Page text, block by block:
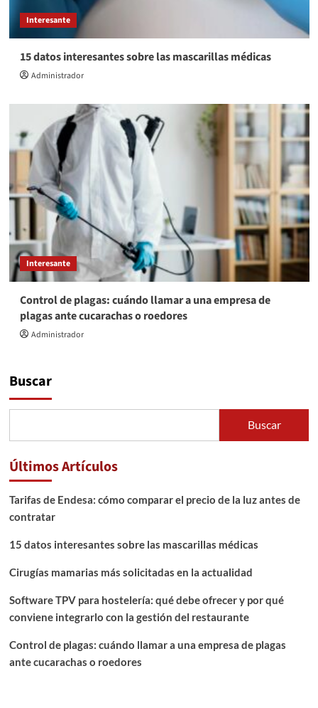
Interesante
15 datos interesantes sobre las mascarillas médicas
Administrador
Interesante
Control de plagas: cuándo llamar a una empresa de
plagas ante cucarachas o roedores
Administrador
Buscar
Buscar
Últimos Artículos
Tarifas de Endesa: cómo comparar el precio de la luz antes de
contratar
15 datos interesantes sobre las mascarillas médicas
Cirugías mamarias más solicitadas en la actualidad
Software TPV para hostelería: qué debe ofrecer y por qué
conviene integrarlo con la gestión del restaurante
Control de plagas: cuándo llamar a una empresa de plagas
ante cucarachas o roedores